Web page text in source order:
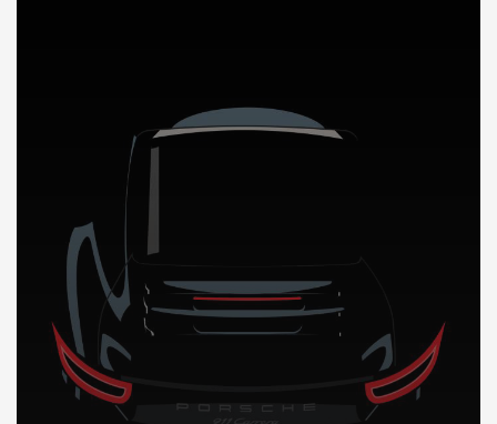
DÉCOUVREZ NOTRE IMPORTATION AUTO en Cote d’ivoire